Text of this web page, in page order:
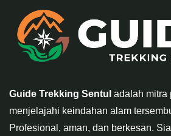
Guide Trekking Sentul adalah mitra
menjelajahi keindahan alam
Profesional, aman, dan berkesan.